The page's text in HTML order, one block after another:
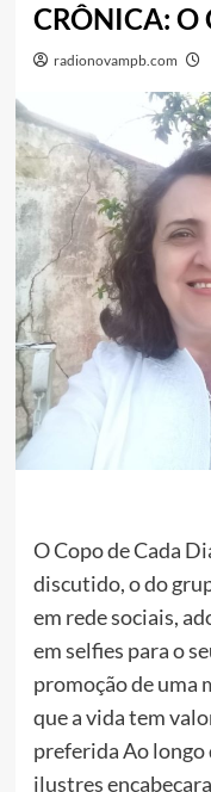
CRÔNICA: O
radionovampb.com
O Copo de Cada
discutido, o do
em rede sociais,
em selfies para o
promoção de uma
que a vida tem
preferida Ao longo
ilustres